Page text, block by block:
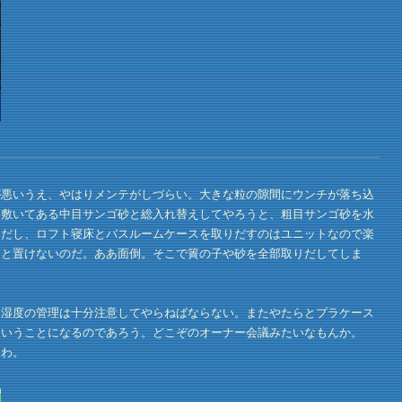
うえ、やはりメンテがしづらい。大きな粒の隙間にウンチが落ち込
いてある中目サンゴ砂と総入れ替えしてやろうと、粗目サンゴ砂を水
、ロフト寝床とバスルームケースを取りだすのはユニットなので楽
置けないのだ。ああ面倒。そこで簀の子や砂を全部取りだしてしま
の管理は十分注意してやらねばならない。またやたらとプラケース
うことになるのであろう。どこぞのオーナー会議みたいなもんか。
。